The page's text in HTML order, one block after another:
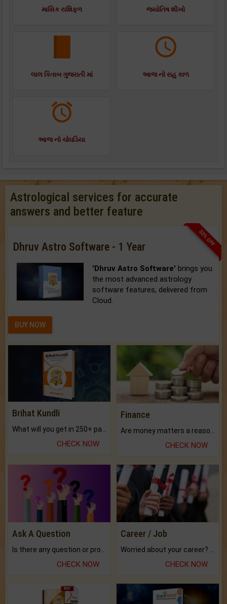
માસિક રાશિફળ જ્યોતિષ શીખો
લાલ કિતાબ ગુજરાતી માં આજ નો રાહુ કાળ
આજ નો ચોઘડિયા
Astrological services for accurate
answers and better feature
33% OFF
Dhruv Astro Software - 1 Year
'Dhruv Astro Software' brings you
the most advanced astrology
software features, delivered from
Cloud.
BUY NOW
Brihat Kundli
CHECK NOW
Finance
CHECK NOW
Ask A Question
CHECK NOW
Career / Job
CHECK NOW